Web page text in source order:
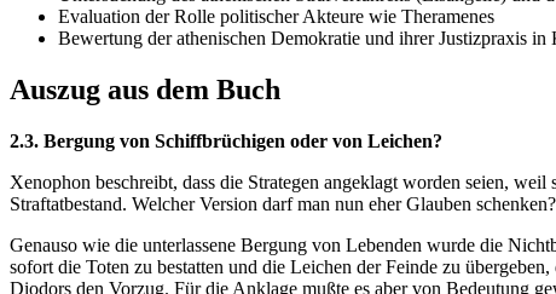
Evaluation der Rolle politischer Akteure wie Theramenes
Bewertung der athenischen Demokratie und ihrer Justizpraxis in
Auszug aus dem Buch
2.3. Bergung von Schiffbrüchigen oder von Leichen?
Xenophon beschreibt, dass die Strategen angeklagt worden seien,
Straftatbestand. Welcher Version darf man nun eher Glauben schenken?
Genauso wie die unterlassene Bergung von Lebenden wurde die
sofort die Toten zu bestatten und die Leichen der Feinde zu
Diodors den Vorzug. Für die Anklage mußte es aber von Bedeutung